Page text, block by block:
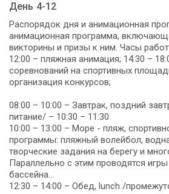
День 4-12
Распорядок дня и анимационная
анимационная программа,
викторины и призы к ним. Часы
12:00 – пляжная анимация; 14:30 –
соревнований на спортивных
организация конкурсов;
08:00 – 10:00 – Завтрак, поздний
питание/ – 10:30 – 11:30
10:00 – 13:00 – Море - пляж,
программы: пляжный волейбол,
творческие задания на берегу и
Параллельно с этим проводятся
бассейна...
12:30 – 14:00 – Обед, lunch /